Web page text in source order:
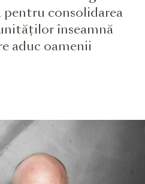
pentru consolidarea
înseamnă
aduc oamenii